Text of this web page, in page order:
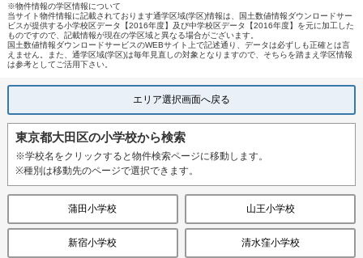
※物件情報の学区情報について
当サイト物件情報に記載されております通学区域(学区)情報は、国土数値情報ダウンロードサー
ビスが提供する小学校区データ【2016年度】及び中学校区データ【2016年度】を元に加工した
ものですので、記載情報が現在の学区域と異なる場合がございます。
国土数値情報ダウンロードサービスのWEBサイト上で記述通り、データは必ずしも正確とは言
えません。また、通学区域(学区)は毎年見直しの対象となりますので、そちらを踏まえ学区情報
は参考としてご活用下さい。
エリア選択画面へ戻る
東京都大田区の小学校から検索
※学校名をクリックすると物件検索ページに移動します。
※種別は移動先のページで選択できます。
蒲田小学校 山王小学校
新宿小学校 清水窪小学校